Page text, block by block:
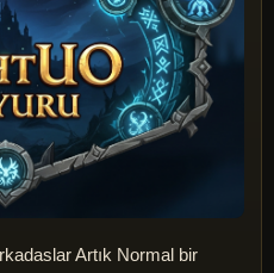
Artık Normal bir